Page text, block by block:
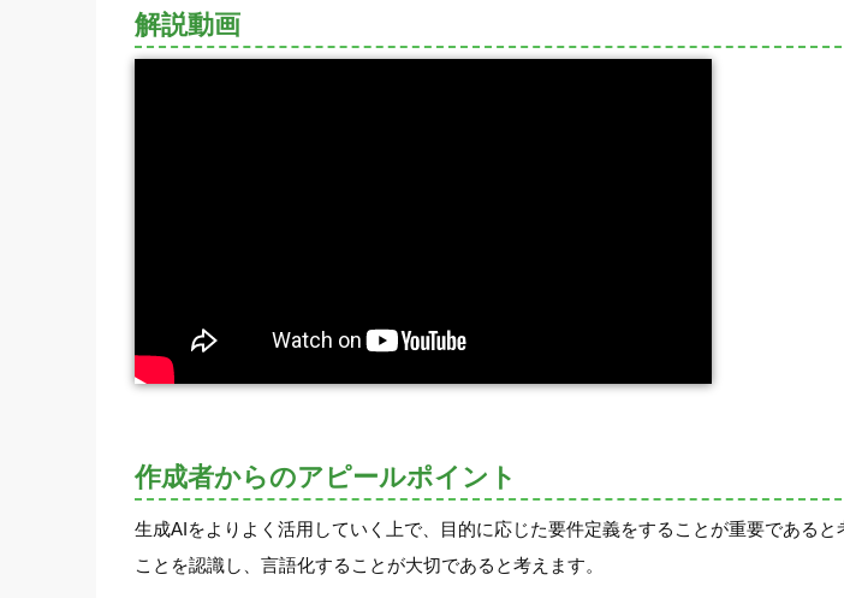
解説動画
作成者からのアピールポイント
生成AIをよりよく活用していく上で、目的に応じた要件定義をすることが重要である
ことを認識し、言語化することが大切であると考えます。